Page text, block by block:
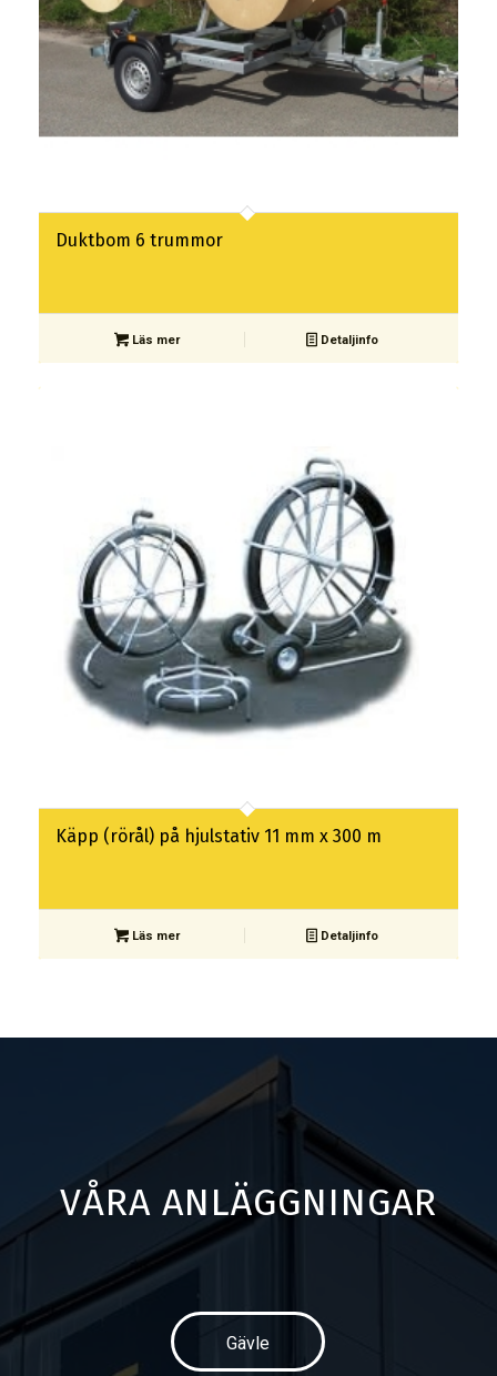
Duktbom 6 trummor
Läs mer Detaljinfo
Käpp (rörål) på hjulstativ 11 mm x 300 m
Läs mer Detaljinfo
VÅRA ANLÄGGNINGAR
Gävle